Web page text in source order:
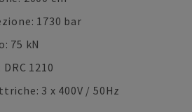
1730 bar
75 kN
1210
3 x 400V / 50Hz